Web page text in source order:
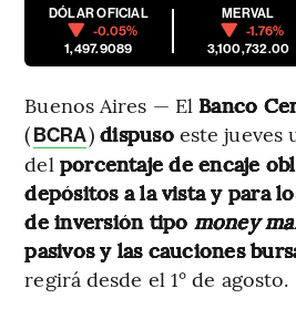
DÓLAR OFICIAL
-0.05%
1,497.9089
MERVAL
-1.76%
3,100,732.00
Buenos Aires — El Banco
(BCRA)dispusoeste jueves
del porcentaje de encaje
depósitos a la vista y para
de inversión tipo money
pasivos y las cauciones
regirá desde el 1° de agosto.